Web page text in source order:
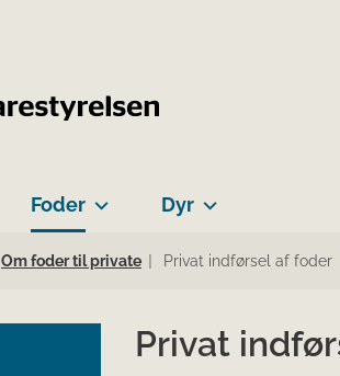
Foder Dyr
Om foder til private Privat indførsel af foder
Privat